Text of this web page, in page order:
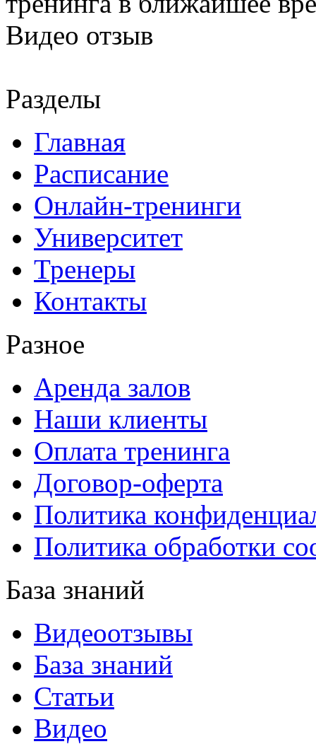
Видео отзыв
Разделы
Главная
Расписание
Онлайн-тренинги
Университет
Тренеры
Контакты
Разное
Аренда залов
Наши клиенты
Оплата тренинга
Договор-оферта
Политика
Политика обработки
База знаний
Видеоотзывы
База знаний
Статьи
Видео